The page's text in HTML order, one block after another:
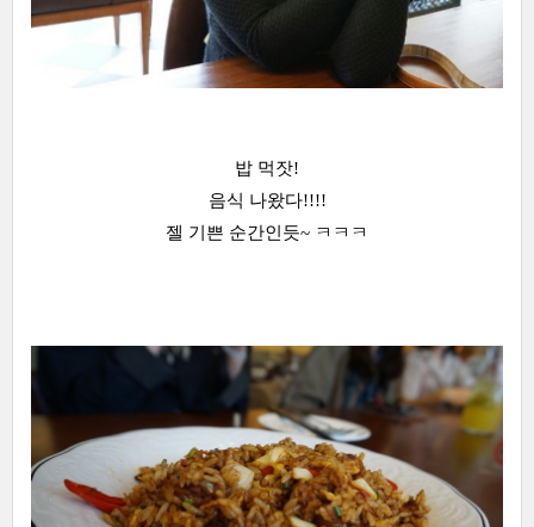
밥 먹잣!
음식 나왔다!!!!
젤 기쁜 순간인듯~ ㅋㅋㅋ